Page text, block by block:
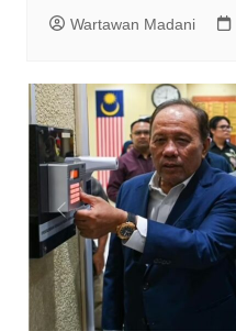
Wartawan Madani